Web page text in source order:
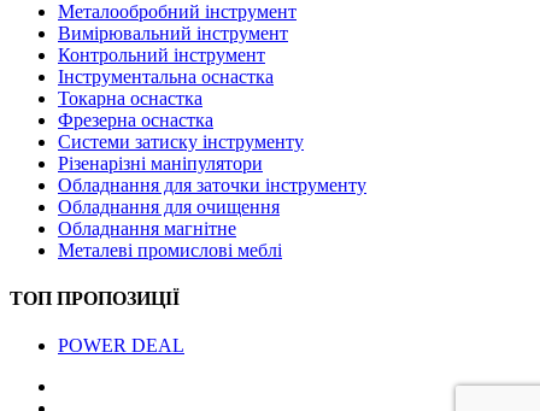
Металообробний інструмент
Вимірювальний інструмент
Контрольний інструмент
Інструментальна оснастка
Токарна оснастка
Фрезерна оснастка
Системи затиску інструменту
Різенарізні маніпулятори
Обладнання для заточки інструменту
Обладнання для очищення
Обладнання магнітне
Металеві промислові меблі
ТОП ПРОПОЗИЦІЇ
POWER DEAL